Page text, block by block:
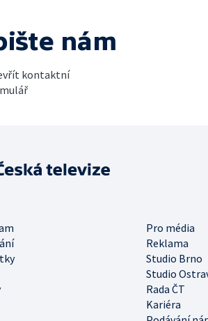
nám
kontaktní
Pro média
Reklama
Studio Brno
Studio
Rada ČT
Kariéra